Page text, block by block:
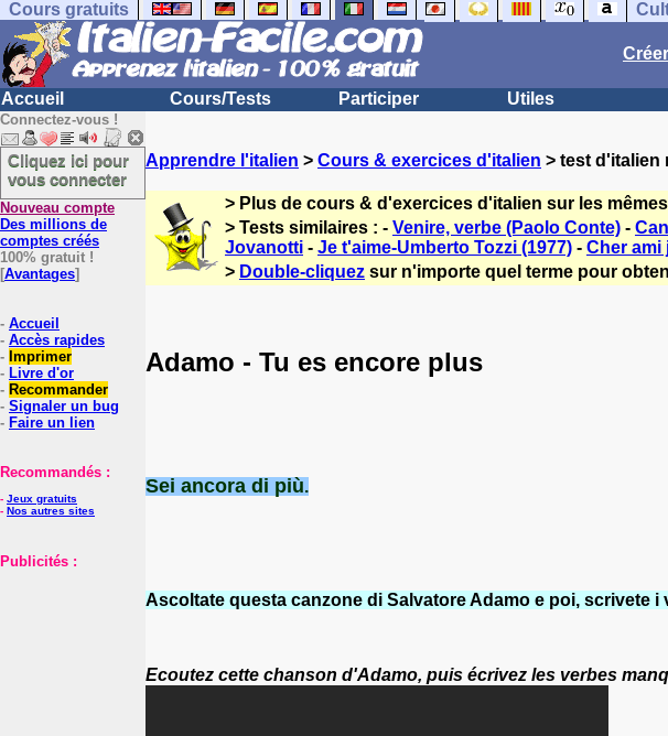
Cours gratuits
Accueil Cours/Tests Participer Utiles
Connectez-vous !
Cliquez ici pour
vous connecter
Nouveau compte
Des millions de
comptes créés
100% gratuit !
[Avantages]
- Accueil
- Accès rapides
- Imprimer
- Livre d'or
- Recommander
- Signaler un bug
- Faire un lien
Recommandés :
- Jeux gratuits
- Nos autres sites
Publicités :
Apprendre l'italien > Cours & exercices d'italien > test d'italien
> Plus de cours & d'exercices d'italien sur les mêmes
> Tests similaires : - Venire, verbe (Paolo Conte) -
Jovanotti - Je t'aime-Umberto Tozzi (1977) - Cher ami
> Double-cliquez sur n'importe quel terme pour
Adamo - Tu es encore plus
Sei ancora di più.
Ascoltate questa canzone di Salvatore Adamo e poi, scrivete i
Ecoutez cette chanson d'Adamo, puis écrivez les verbes